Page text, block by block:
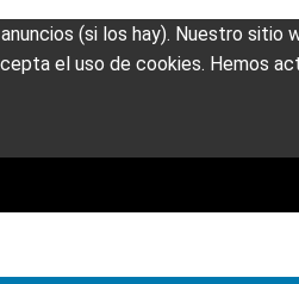
(si los hay). Nuestro sitio
el uso de cookies. Hemos